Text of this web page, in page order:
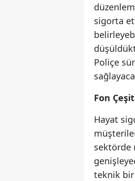
sigorta
Poliçe
Fon
Hayat
sektörde
teknik bir